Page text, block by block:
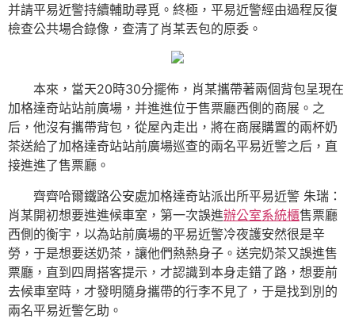
并請平易近警持續輔助尋覓。終極，平易近警經由過程反復
檢查公共場合錄像，查清了肖某丟包的原委。
本來，當天20時30分擺佈，肖某攜帶著兩個背包呈現在
加格達奇站站前廣場，并進進位于售票廳西側的商展。之
后，他沒有攜帶背包，從屋內走出，將在商展購置的兩杯奶
茶送給了加格達奇站站前廣場巡查的兩名平易近警之后，直
接進進了售票廳。
齊齊哈爾鐵路公安處加格達奇站派出所平易近警 朱瑞：
肖某開初想要進進候車室，第一次誤進辦公室系統櫃售票廳
西側的衡宇，以為站前廣場的平易近警冷夜護安然很是辛
勞，于是想要送奶茶，讓他們熱熱身子。送完奶茶又誤進售
票廳，直到四周搭客提示，才認識到本身走錯了路，想要前
去候車室時，才發明隨身攜帶的行李不見了，于是找到別的
兩名平易近警乞助。